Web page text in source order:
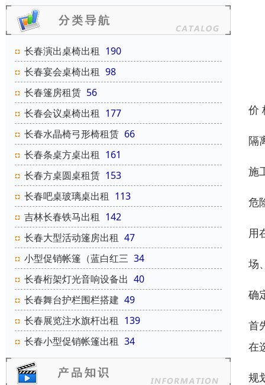
长春演出桌椅出租 190
长春宴会桌椅出租 98
长春篷房租赁 56
长春会议桌椅出租 177
长春水晶椅弓形椅租赁 66
长春条桌方桌出租 161
长春方桌圆桌租赁 153
长春吧桌玻璃桌出租 113
吉林长春铁马出租 142
长春大型活动篷房出租 47
小型促销帐篷（蓝白红三 34
长春桁架灯光音响设备出 40
长春舞台护栏围栏搭建 49
长春展览注水旗杆出租 139
长春小型促销帐篷出租 34
价
隔
施
危
用
场
确
首
在
规